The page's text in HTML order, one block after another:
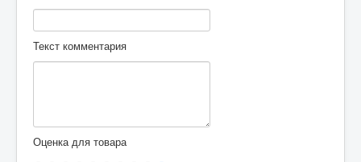
Текст комментария
Оценка для товара